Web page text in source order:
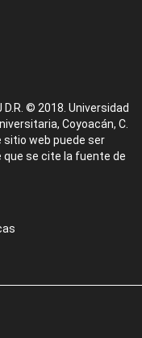
© 2018. Universidad
Coyoacán, C.
sitio web puede ser
se cite la fuente de